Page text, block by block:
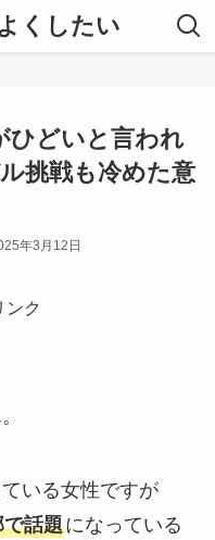
くしたい
ひどいと言われ
挑戦も冷めた意
年3月12日
ンク
いる女性ですが
話題になっている